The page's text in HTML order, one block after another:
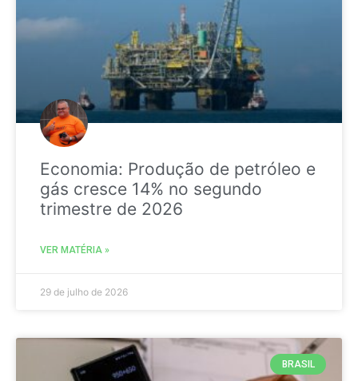
Economia: Produção de petróleo e
gás cresce 14% no segundo
trimestre de 2026
VER MATÉRIA »
29 de julho de 2026
BRASIL